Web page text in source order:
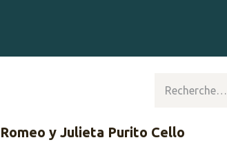
Romeo y Julieta Purito Cello